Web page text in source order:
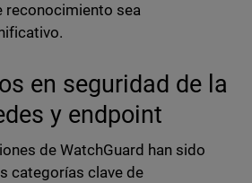
reconocimiento sea
en seguridad de la
y endpoint
de WatchGuard han sido
categorías clave de